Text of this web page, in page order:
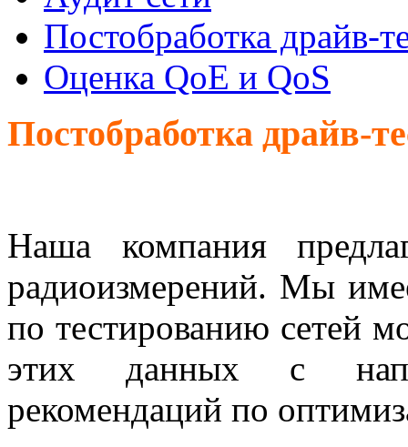
Постобработка драйв-
Оценка QoE и QoS
Постобработка драйв-
Наша компания
радиоизмерений. Мы
по тестированию сетей
этих данных с
рекомендаций по